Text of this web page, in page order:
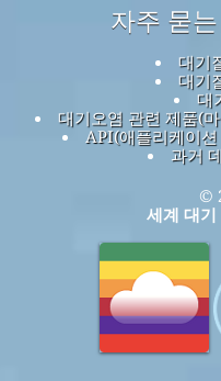
자주 묻
대기
대기
대
대기오염 관련 제품(
API(애플리케이
과거
©
세계 대